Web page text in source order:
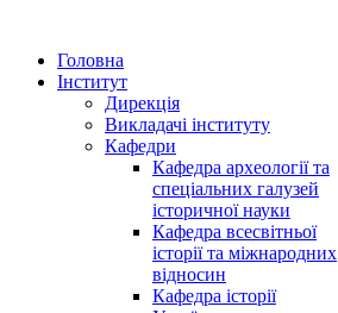
Головна
Інститут
Дирекція
Викладачі інституту
Кафедри
Кафедра археології та
спеціальних галузей
історичної науки
Кафедра всесвітньої
історії та міжнародних
відносин
Кафедра історії